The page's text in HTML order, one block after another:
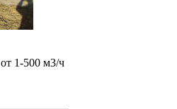
от 1-500 м3/ч